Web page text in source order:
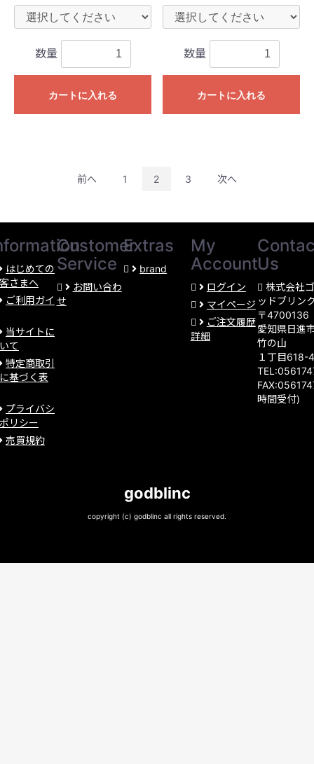
数量
カートに入れる
数量
カートに入れる
前へ 1 2 3 次へ
はじめての
さまへ
ご利用ガイ
当サイトに
て
特定商取引
基づく表
プライバシ
リシー
売買規約
Customer
Service
お問い合わ
せ
Extras
brand
My
Account
ログイン
マイページ
ご注文履歴
詳細
Us
株式会社
ッドブリン
〒4700136
愛知県日進
竹の山
１丁目618-
時間受付)
godblinc
copyright (c) godblinc all rights reserved.